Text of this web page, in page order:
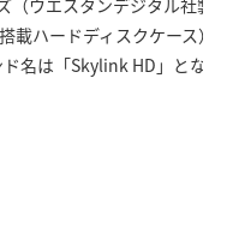
（ウエスタンデジタル社製
載ハードディスクケース）
名は「Skylink HD」とな